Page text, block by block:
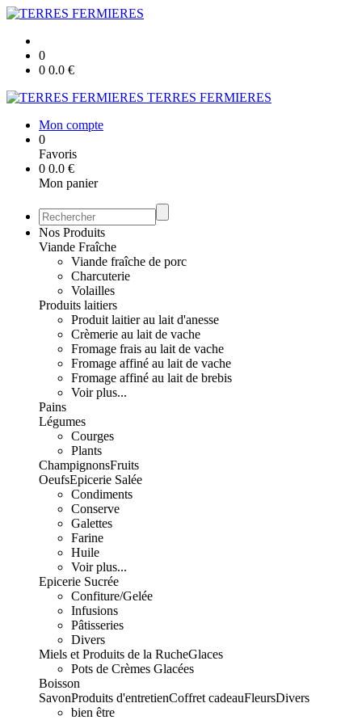
0
0 0.0 €
TERRES FERMIERES
Mon compte
0
Favoris
0 0.0 €
Mon panier
Nos Produits
Viande Fraîche
Viande fraîche de porc
Charcuterie
Volailles
Produits laitiers
Produit laitier au lait d'anesse
Crèmerie au lait de vache
Fromage frais au lait de vache
Fromage affiné au lait de vache
Fromage affiné au lait de brebis
Voir plus...
Pains
Légumes
Courges
Plants
ChampignonsFruits
OeufsEpicerie Salée
Condiments
Conserve
Galettes
Farine
Huile
Voir plus...
Epicerie Sucrée
Confiture/Gelée
Infusions
Pâtisseries
Divers
Miels et Produits de la RucheGlaces
Pots de Crèmes Glacées
Boisson
SavonProduits d'entretienCoffret cadeauFleursDivers
bien être